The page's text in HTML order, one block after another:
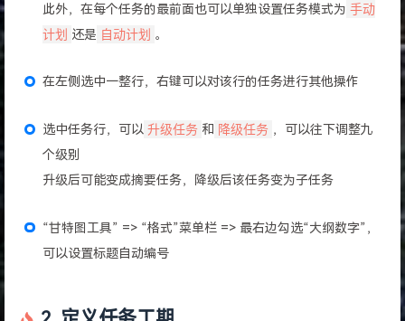
此外，在每个任务的最前面也可以单独设置任务模式为 手动
计划 还是 自动计划 。
在左侧选中一整行，右键可以对该行的任务进行其他操作
选中任务行，可以 升级任务 和 降级任务 ，可以往下调整九
个级别
升级后可能变成摘要任务，降级后该任务变为子任务
“甘特图工具” => “格式”菜单栏 => 最右边勾选“大纲数字”，
可以设置标题自动编号